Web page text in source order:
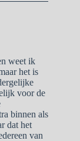
weet ik
het is
voor de
binnen als
dat het
van